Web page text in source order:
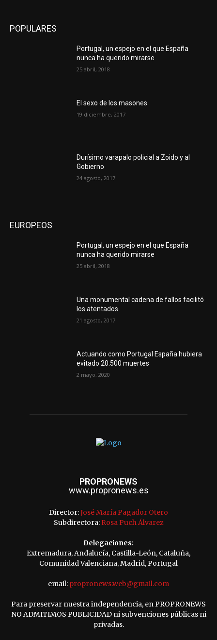
POPULARES
Portugal, un espejo en el que España
nunca ha querido mirarse
25 abril, 2018
El sexo de los masones
19 diciembre, 2017
Durísimo varapalo policial a Zoido y al
Gobierno
24 agosto, 2017
EUROPEOS
Portugal, un espejo en el que España
nunca ha querido mirarse
25 abril, 2018
Una monumental cadena de fallos facilitó
los atentados
21 agosto, 2017
Actuando como Portugal España hubiera
evitado 20.500 muertes
2 mayo, 2020
PROPRONEWS
www.propronews.es
Director:José María Pagador Otero
Subdirectora: Rosa Puch Álvarez
Delegaciones:
Extremadura, Andalucía, Castilla-León, Cataluña,
Comunidad Valenciana, Madrid, Portugal
email: propronews.web@gmail.com
Para preservar nuestra independencia, en PROPRONEWS
NO ADMITIMOS PUBLICIDAD ni subvenciones públicas ni
privadas.